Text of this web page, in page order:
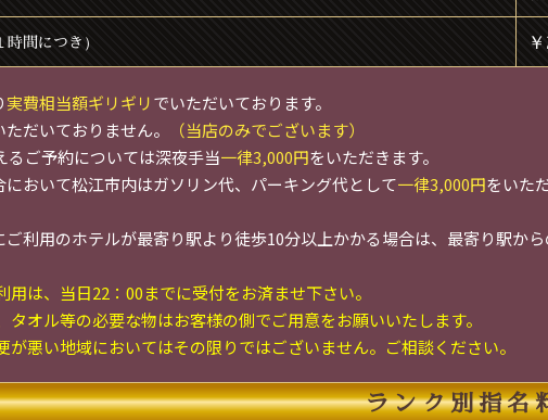
間につき）
実費相当額ギリギリでいただいております。
だいておりません。
（当店のみでございます）
るご予約については深夜手当一律3,000円をいただきます。
おいて松江市内はガソリン代、パーキング代として一律3,000円をいた
利用のホテルが最寄り駅より徒歩10分以上かかる場合は、最寄り駅から
は、当日22：00までに受付をお済ませ下さい。
オル等の必要な物はお客様の側でご用意をお願いいたします。
悪い地域においてはその限りではございません。ご相談ください。
ランク別指名